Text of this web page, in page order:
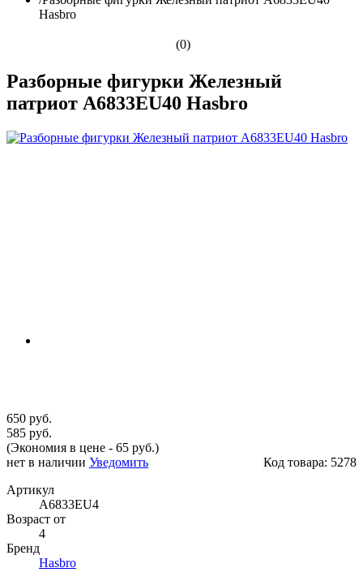
Hasbro
(0)
Разборные фигурки Железный
патриот A6833EU40 Hasbro
650 руб.
585 руб.
(Экономия в цене - 65 руб.)
Код товара: 5278
нет в наличии Уведомить
Артикул
A6833EU4
Возраст от
4
Бренд
Hasbro